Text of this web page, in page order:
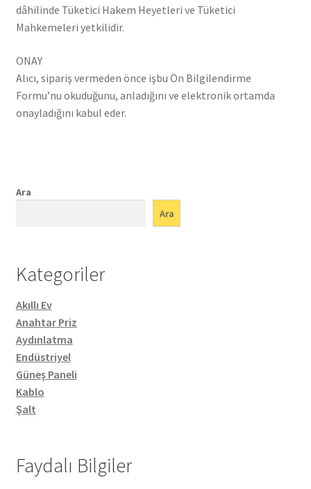
dâhilinde Tüketici Hakem Heyetleri ve Tüketici
Mahkemeleri yetkilidir.
ONAY
Alıcı, sipariş vermeden önce işbu Ön Bilgilendirme
Formu’nu okuduğunu, anladığını ve elektronik ortamda
onayladığını kabul eder.
Ara
Ara
Kategoriler
Akıllı Ev
Anahtar Priz
Aydınlatma
Endüstriyel
Güneş Paneli
Kablo
Şalt
Faydalı Bilgiler